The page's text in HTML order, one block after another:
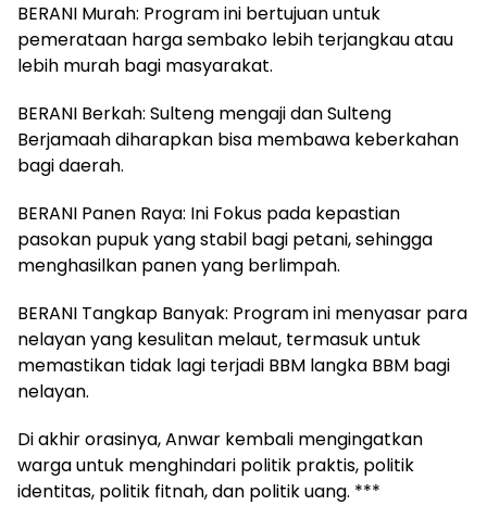
BERANI Murah: Program ini bertujuan untuk
pemerataan harga sembako lebih terjangkau atau
lebih murah bagi masyarakat.
BERANI Berkah: Sulteng mengaji dan Sulteng
Berjamaah diharapkan bisa membawa keberkahan
bagi daerah.
BERANI Panen Raya: Ini Fokus pada kepastian
pasokan pupuk yang stabil bagi petani, sehingga
menghasilkan panen yang berlimpah.
BERANI Tangkap Banyak: Program ini menyasar para
nelayan yang kesulitan melaut, termasuk untuk
memastikan tidak lagi terjadi BBM langka BBM bagi
nelayan.
Di akhir orasinya, Anwar kembali mengingatkan
warga untuk menghindari politik praktis, politik
identitas, politik fitnah, dan politik uang. ***